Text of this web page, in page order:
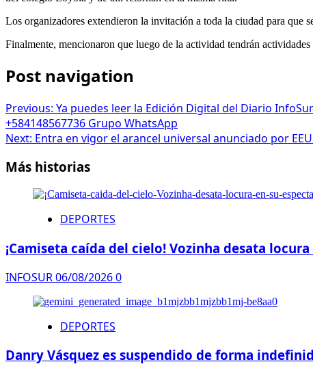
Los organizadores extendieron la invitación a toda la ciudad para que
Finalmente, mencionaron que luego de la actividad tendrán
Post navigation
Previous: Ya puedes leer la Edición Digital del Diario
+584148567736 Grupo WhatsApp
Next: Entra en vigor el arancel universal anunciado por
Más historias
DEPORTES
¡Camiseta caída del cielo! Vozinha desata
INFOSUR06/08/20260
DEPORTES
Danry Vásquez es suspendido de forma